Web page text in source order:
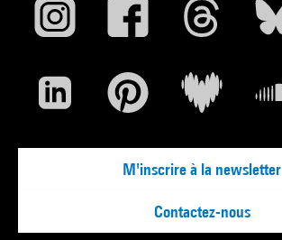
M'inscrire à la newsletter
Contactez-nous